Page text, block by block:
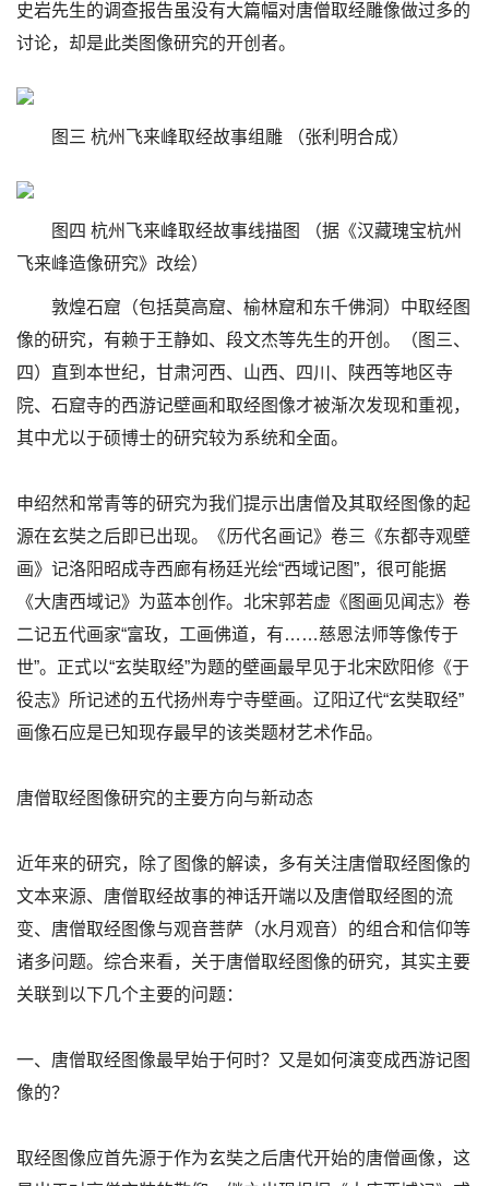
史岩先生的调查报告虽没有大篇幅对唐僧取经雕像做过多的
讨论，却是此类图像研究的开创者。
图三 杭州飞来峰取经故事组雕 （张利明合成）
图四 杭州飞来峰取经故事线描图 （据《汉藏瑰宝杭州
飞来峰造像研究》改绘）
敦煌石窟（包括莫高窟、榆林窟和东千佛洞）中取经图
像的研究，有赖于王静如、段文杰等先生的开创。（图三、
四）直到本世纪，甘肃河西、山西、四川、陕西等地区寺
院、石窟寺的西游记壁画和取经图像才被渐次发现和重视，
其中尤以于硕博士的研究较为系统和全面。
申绍然和常青等的研究为我们提示出唐僧及其取经图像的起
源在玄奘之后即已出现。《历代名画记》卷三《东都寺观壁
画》记洛阳昭成寺西廊有杨廷光绘“西域记图”，很可能据
《大唐西域记》为蓝本创作。北宋郭若虚《图画见闻志》卷
二记五代画家“富玫，工画佛道，有……慈恩法师等像传于
世”。正式以“玄奘取经”为题的壁画最早见于北宋欧阳修《于
役志》所记述的五代扬州寿宁寺壁画。辽阳辽代“玄奘取经”
画像石应是已知现存最早的该类题材艺术作品。
唐僧取经图像研究的主要方向与新动态
近年来的研究，除了图像的解读，多有关注唐僧取经图像的
文本来源、唐僧取经故事的神话开端以及唐僧取经图的流
变、唐僧取经图像与观音菩萨（水月观音）的组合和信仰等
诸多问题。综合来看，关于唐僧取经图像的研究，其实主要
关联到以下几个主要的问题：
一、唐僧取经图像最早始于何时？又是如何演变成西游记图
像的？
取经图像应首先源于作为玄奘之后唐代开始的唐僧画像，这